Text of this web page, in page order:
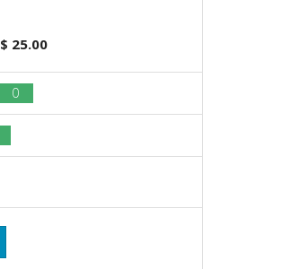
$ 25.00
0